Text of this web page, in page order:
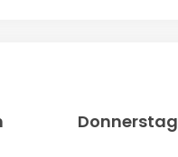
Donnerstag